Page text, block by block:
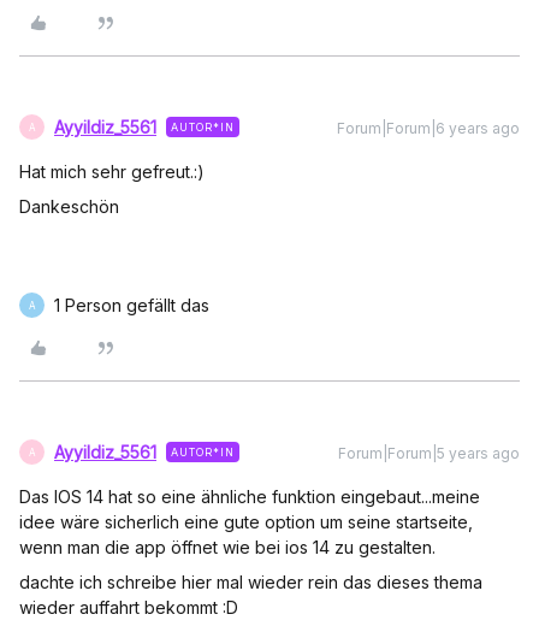
A Ayyildiz_5561 AUTOR*IN Forum|Forum|6 years ago
Hat mich sehr gefreut.:)
Dankeschön
A 1 Person gefällt das
A Ayyildiz_5561 AUTOR*IN Forum|Forum|5 years ago
Das IOS 14 hat so eine ähnliche funktion eingebaut...meine
idee wäre sicherlich eine gute option um seine startseite,
wenn man die app öffnet wie bei ios 14 zu gestalten.
dachte ich schreibe hier mal wieder rein das dieses thema
wieder auffahrt bekommt :D